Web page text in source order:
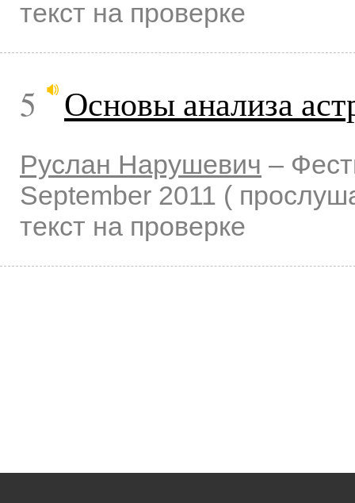
текст на проверке
5 Основы анализа
Руслан Нарушевич –
September 2011 (
текст на проверке